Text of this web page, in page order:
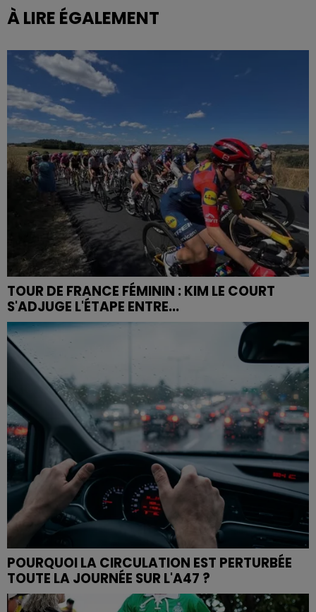
À LIRE ÉGALEMENT
TOUR DE FRANCE FÉMININ : KIM LE COURT
S'ADJUGE L'ÉTAPE ENTRE...
POURQUOI LA CIRCULATION EST PERTURBÉE
TOUTE LA JOURNÉE SUR L'A47 ?